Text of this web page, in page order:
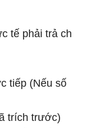
tế phải trả ch
tiếp (Nếu ѕố
trích trước)